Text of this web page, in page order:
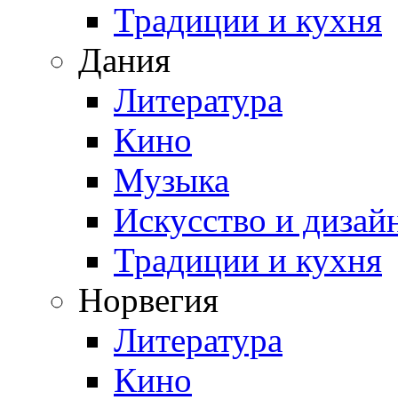
Традиции и кухня
Дания
Литература
Кино
Музыка
Искусство и
Традиции и кухня
Норвегия
Литература
Кино